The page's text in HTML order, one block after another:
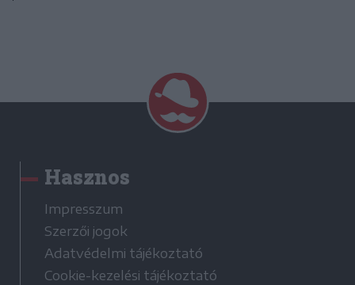
Hasznos
Impresszum
Szerzői jogok
Adatvédelmi tájékoztató
Cookie-kezelési tájékoztató